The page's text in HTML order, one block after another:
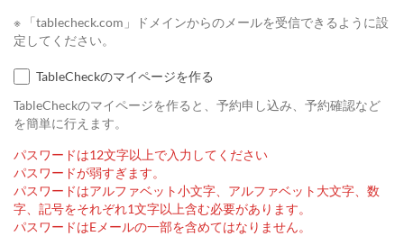
※ 「tablecheck.com」ドメインからのメールを受信できるように設
定してください。
TableCheckのマイページを作る
TableCheckのマイページを作ると、予約申し込み、予約確認など
を簡単に行えます。
パスワードは12文字以上で入力してください
パスワードが弱すぎます。
パスワードはアルファベット小文字、アルファベット大文字、数
字、記号をそれぞれ1文字以上含む必要があります。
パスワードはEメールの一部を含めてはなりません。